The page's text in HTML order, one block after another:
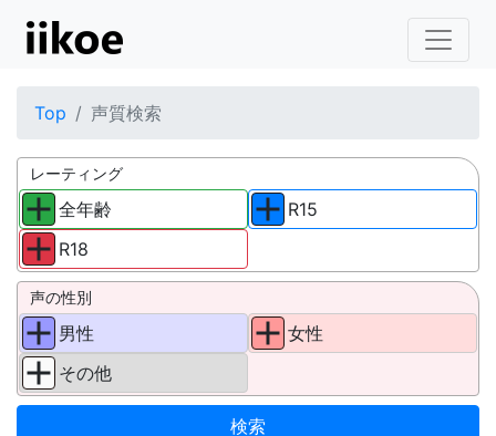
Top 声質検索
レーティング
全年齢
R18
R15
声の性別
男性
その他
女性